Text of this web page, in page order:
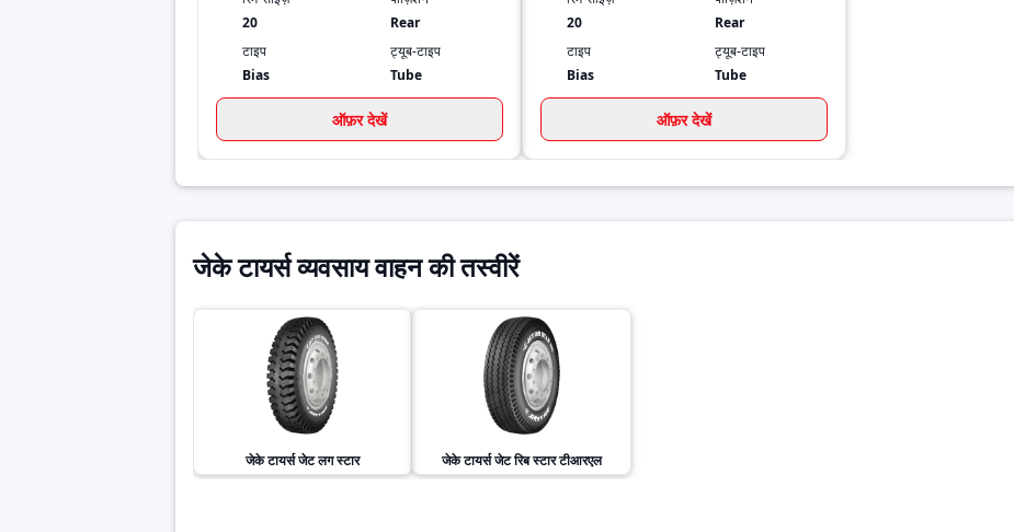
20
Rear
टाइप
Bias
ट्यूब-टाइप
Tube
ऑफ़र देखें
20
Rear
टाइप
Bias
ट्यूब-टाइप
Tube
ऑफ़र देखें
जेके टायर्स व्यवसाय वाहन की तस्वीरें
जेके टायर्सजेट लग स्टार जेके टायर्सजेट रिब स्टार टीआरएल